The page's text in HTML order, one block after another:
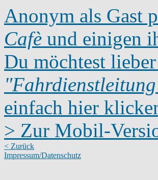
Anonym als Gast
Cafè und einigen
Du möchtest
einfach hier
> Zur Mobil-
< Zurück
Impressum/Datenschutz